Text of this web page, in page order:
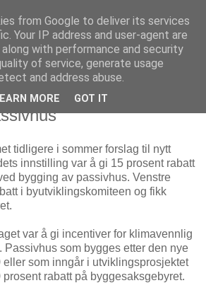
& Miljøteknologi
byggesaksgebyret ved
tidligere i sommer forslag til nytt
innstilling var å gi 15 prosent rabatt
bygging av passivhus. Venstre
i byutviklingskomiteen og fikk
var å gi incentiver for klimavennlig
Passivhus som bygges etter den nye
som inngår i utviklingsprosjektet
prosent rabatt på byggesaksgebyret.
from Google to deliver its services
Your IP address and user-agent are
with performance and security
of service, generate usage
and address abuse.
MORE GOT IT